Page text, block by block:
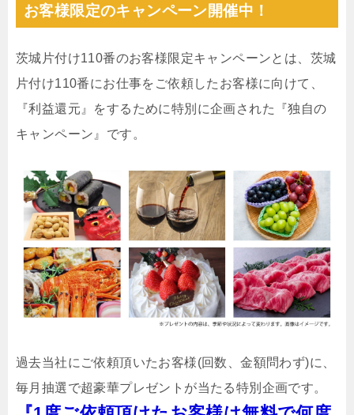
お客様限定のキャンペーン開催中！
茨城片付け110番のお客様限定キャンペーンとは、茨城
片付け110番にお仕事をご依頼したお客様に向けて、
『利益還元』をするために特別に企画された『独自の
キャンペーン』です。
過去当社にご依頼頂いたお客様(回数、金額問わず)に、
毎月抽選で超豪華プレゼントが当たる特別企画です。